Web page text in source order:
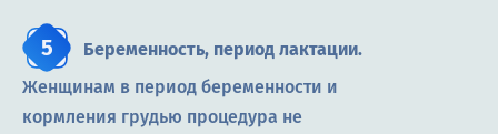
Беременность, период лактации.
Женщинам в период беременности и
кормления грудью процедура не